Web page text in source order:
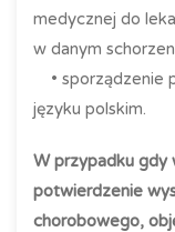
medycznej do
w danym
• sporządzenie
języku polskim.
W przypadku gdy
potwierdzenie
chorobowego,